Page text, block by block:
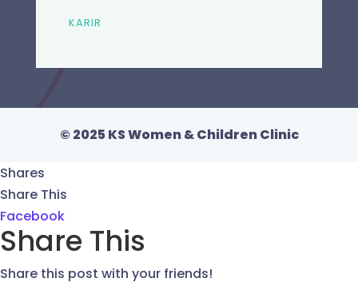
KARIR
© 2025 KS Women & Children Clinic
Shares
Share This
Facebook
Share This
Share this post with your friends!